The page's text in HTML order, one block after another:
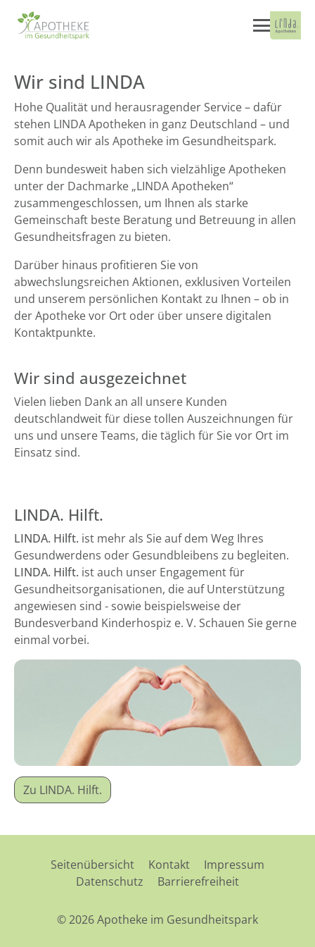
Wir sind LINDA
Hohe Qualität und herausragender Service – dafür
stehen LINDA Apotheken in ganz Deutschland – und
somit auch wir als Apotheke im Gesundheitspark.
Denn bundesweit haben sich vielzählige Apotheken
unter der Dachmarke „LINDA Apotheken“
zusammengeschlossen, um Ihnen als starke
Gemeinschaft beste Beratung und Betreuung in allen
Gesundheitsfragen zu bieten.
Darüber hinaus profitieren Sie von
abwechslungsreichen Aktionen, exklusiven Vorteilen
und unserem persönlichen Kontakt zu Ihnen – ob in
der Apotheke vor Ort oder über unsere digitalen
Kontaktpunkte.
Wir sind ausgezeichnet
Vielen lieben Dank an all unsere Kunden
deutschlandweit für diese tollen Auszeichnungen für
uns und unsere Teams, die täglich für Sie vor Ort im
Einsatz sind.
LINDA. Hilft.
LINDA. Hilft. ist mehr als Sie auf dem Weg Ihres
Gesundwerdens oder Gesundbleibens zu begleiten.
LINDA. Hilft. ist auch unser Engagement für
Gesundheitsorganisationen, die auf Unterstützung
angewiesen sind - sowie beispielsweise der
Bundesverband Kinderhospiz e. V. Schauen Sie gerne
einmal vorbei.
Zu LINDA. Hilft.
Seitenübersicht Kontakt
Impressum
Datenschutz
Barrierefreiheit
© 2026 Apotheke im Gesundheitspark